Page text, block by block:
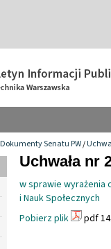
Dokumenty Senatu PW/
Uchwała nr
w sprawie wyrażenia
i Nauk Społecznych
Pobierz plik
pdf